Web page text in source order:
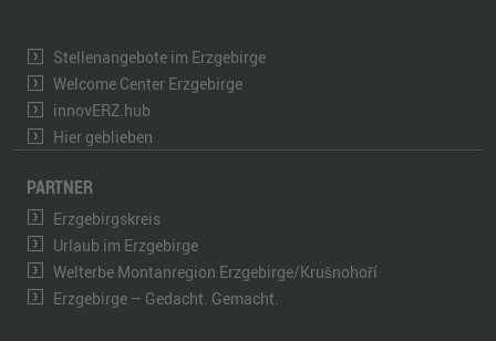
Stellenangebote im Erzgebirge
Welcome Center Erzgebirge
innovERZ.hub
Hier geblieben
PARTNER
Erzgebirgskreis
Urlaub im Erzgebirge
Welterbe Montanregion Erzgebirge/Krušnohoří
Erzgebirge – Gedacht. Gemacht.